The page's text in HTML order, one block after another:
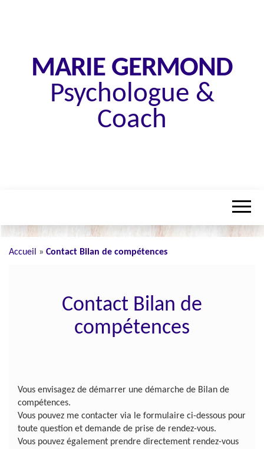
MARIE GERMOND
Psychologue &
Coach
Accueil » Contact Bilan de compétences
Contact Bilan de
compétences
Vous envisagez de démarrer une démarche de Bilan de
compétences.
Vous pouvez me contacter via le formulaire ci-dessous pour
toute question et demande de prise de rendez-vous.
Vous pouvez également prendre directement rendez-vous